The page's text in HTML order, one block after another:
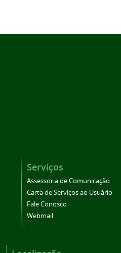
Serviços
Assessoria de Comunicação
Carta de Serviços ao Usuário
Fale Conosco
Webmail